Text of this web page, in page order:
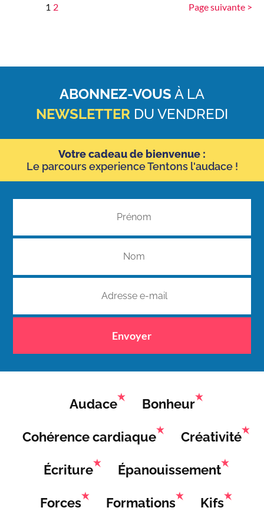
1 2 Page suivante >
ABONNEZ-VOUS À LA
NEWSLETTER DU VENDREDI
Votre cadeau de bienvenue :
Le parcours experience Tentons l'audace !
Envoyer
Audace Bonheur
Cohérence cardiaque Créativité
Écriture Épanouissement
Forces Formations Kifs